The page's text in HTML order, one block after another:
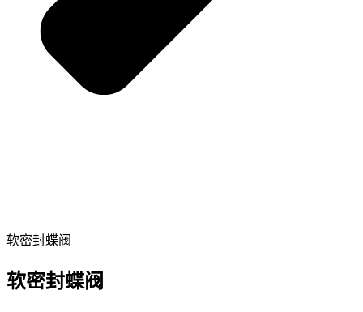
软密封蝶阀
软密封蝶阀